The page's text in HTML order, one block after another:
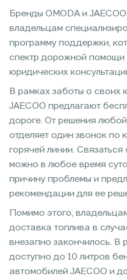
Бренды OMODA и
владельцам
программу поддержки,
спектр дорожной
юридических
В рамках заботы о своих
JAECOO предлагают
дороге. От решения
отделяет один звонок по
горячей линии.
можно в любое время
причину проблемы и
рекомендации для ее
Помимо этого,
доставка топлива в
внезапно закончилось. В
доступно до 10 литров
автомобилей JAECOO и